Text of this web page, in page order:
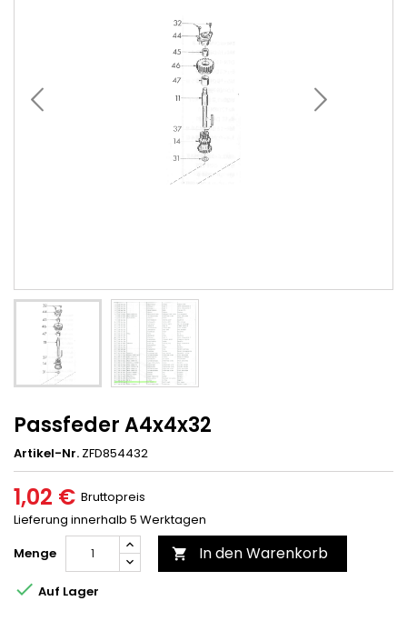
Passfeder A4x4x32
Artikel-Nr. ZFD854432
1,02 € Bruttopreis
Lieferung innerhalb 5 Werktagen
Menge
 In den Warenkorb
 Auf Lager